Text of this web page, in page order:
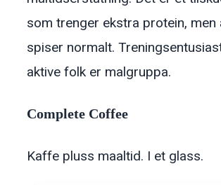
som trenger ekstra protein, men
spiser normalt.
aktive folk er malgruppa.
Complete Coffee
Kaffe pluss maaltid. I et glass.